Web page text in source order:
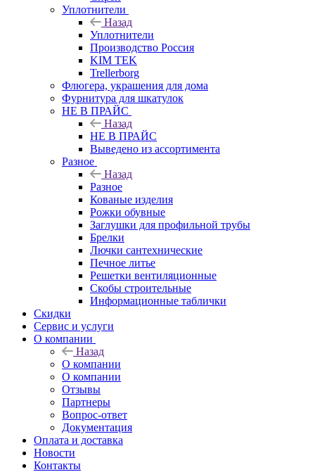
Уплотнители
Назад
Уплотнители
Производство Россия
KIM TEK
Trellerborg
Флюгера, украшения для дома
Фурнитура для шкатулок
НЕ В ПРАЙС
Назад
НЕ В ПРАЙС
Выведено из ассортимента
Разное
Назад
Разное
Кованые изделия
Рожки обувные
Заглушки для профильной трубы
Брелки
Лючки сантехнические
Печное литье
Решетки вентиляционные
Скобы строительные
Информационные таблички
Скидки
Сервис и услуги
О компании
Назад
О компании
О компании
Отзывы
Партнеры
Вопрос-ответ
Документация
Оплата и доставка
Новости
Контакты